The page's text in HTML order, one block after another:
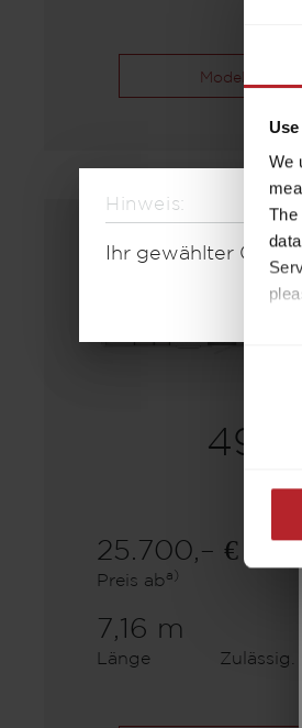
We
Modell
490
25.700,– €
Preis aba)
7,16 m
Länge
Hinweis:
Ihr gewählter